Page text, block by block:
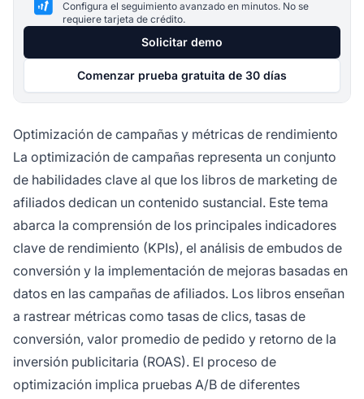
Configura el seguimiento avanzado en minutos. No se
requiere tarjeta de crédito.
Solicitar demo
Comenzar prueba gratuita de 30 días
Optimización de campañas y métricas de rendimiento
La optimización de campañas representa un conjunto
de habilidades clave al que los libros de marketing de
afiliados dedican un contenido sustancial. Este tema
abarca la comprensión de los principales indicadores
clave de rendimiento (KPIs), el análisis de embudos de
conversión y la implementación de mejoras basadas en
datos en las campañas de afiliados. Los libros enseñan
a rastrear métricas como tasas de clics, tasas de
conversión, valor promedio de pedido y retorno de la
inversión publicitaria (ROAS). El proceso de
optimización implica pruebas A/B de diferentes